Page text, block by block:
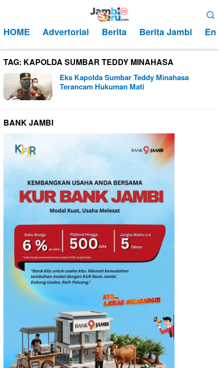
kontenMobile
HOME Advertorial Berita Berita Jambi
TAG: KAPOLDA SUMBAR TEDDY MINAHASA
Eks Kapolda Sumbar Teddy Minahasa
Terancam Hukuman Mati
BANK JAMBI